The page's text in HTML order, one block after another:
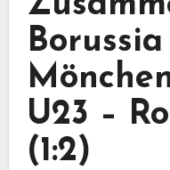
Borussia
U23 –
(1:2)